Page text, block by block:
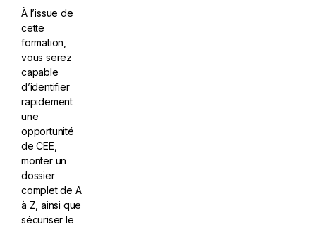
À l’issue de
cette
formation,
vous serez
capable
d’identifier
rapidement
une
opportunité
de CEE,
monter un
dossier
complet de A
à Z, ainsi que
sécuriser le